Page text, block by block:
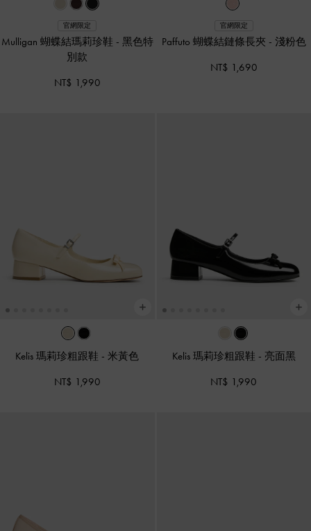
官網限定
Mulligan 蝴蝶結瑪莉珍鞋 - 黑色特
別款
NT$ 1,990
官網限定
Paffuto 蝴蝶結鏈條長夾 - 淺粉色
NT$ 1,690
Kelis 瑪莉珍粗跟鞋 -米黃色
NT$ 1,990
Kelis 瑪莉珍粗跟鞋 - 亮面黑
NT$ 1,990